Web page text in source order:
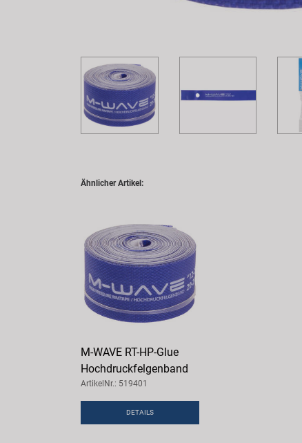
Ähnlicher Artikel:
M-WAVE RT-HP-Glue
Hochdruckfelgenband
ArtikelNr.: 519401
DETAILS